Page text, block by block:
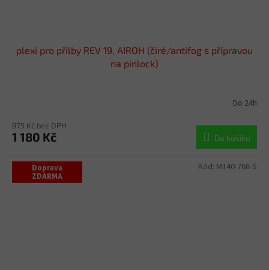
plexi pro přilby REV 19, AIROH (čiré/antifog s přípravou
na pinlock)
Do 24h
975 Kč bez DPH
1 180 Kč Do košíku
Doprava
ZDARMA
Kód: M140-768-S